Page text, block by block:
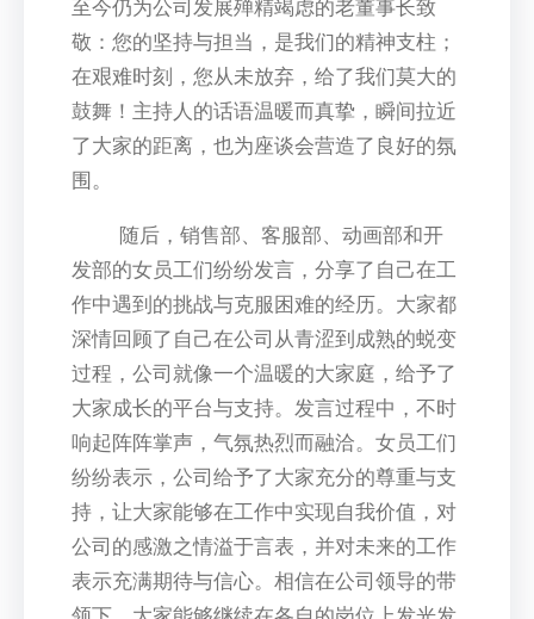
至今仍为公司发展殚精竭虑的老董事长致
敬：您的坚持与担当，是我们的精神支柱；
在艰难时刻，您从未放弃，给了我们莫大的
鼓舞！主持人的话语温暖而真挚，瞬间拉近
了大家的距离，也为座谈会营造了良好的氛
围。
随后，销售部、客服部、动画部和开
发部的女员工们纷纷发言，分享了自己在工
作中遇到的挑战与克服困难的经历。大家都
深情回顾了自己在公司从青涩到成熟的蜕变
过程，公司就像一个温暖的大家庭，给予了
大家成长的平台与支持。发言过程中，不时
响起阵阵掌声，气氛热烈而融洽。女员工们
纷纷表示，公司给予了大家充分的尊重与支
持，让大家能够在工作中实现自我价值，对
公司的感激之情溢于言表，并对未来的工作
表示充满期待与信心。相信在公司领导的带